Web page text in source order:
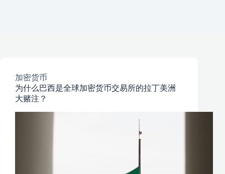
加密货币
为什么巴西是全球加密货币交易所的拉丁美洲
大赌注？